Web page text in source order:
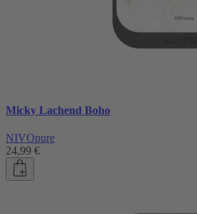
Micky Lachend Boho
NIVOpure
24,99 €